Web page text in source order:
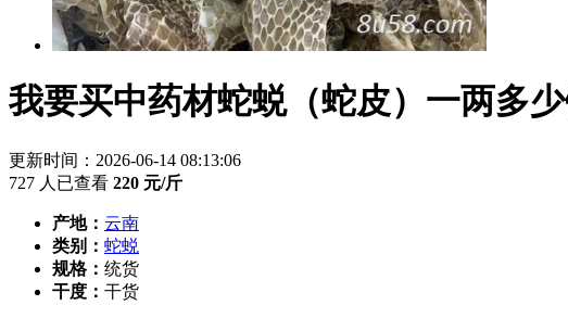
我要买中药材蛇蜕（蛇皮）一两多
更新时间：2026-06-14 08:13:06
727 人已查看 220 元/斤
产地： 云南
类别： 蛇蜕
规格： 统货
干度： 干货